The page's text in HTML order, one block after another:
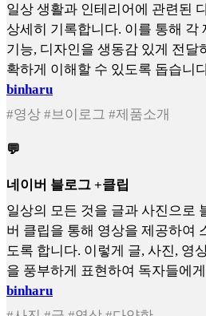
일상 생활과 인테리어에 관련된
상세히 기록합니다. 이를 통해 각
기능, 디자인을 생동감 있게 전달
확하게 이해할 수 있도록 돕습니
binharu
#영상 #브이로그 #제품소개
💬
네이버 블로그 +클립
일상의 모든 것을 글과 사진으로
버 클립을 통해 영상을 제공하여
도록 합니다. 이렇게 글, 사진, 영
을 풍부하게 표현하여 독자들에
binharu